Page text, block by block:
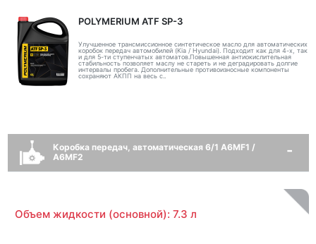
POLYMERIUM ATF SP-3
Улучшенное трансмиссионное синтетическое масло для автоматических
коробок передач автомобилей (Kia / Hyundai). Подходит как для 4-х, так
и для 5-ти ступенчатых автоматов.Повышенная антиокислительная
стабильность позволяет маслу не стареть и не деградировать долгие
интервалы пробега. Дополнительные противоизносные компоненты
сохраняют АКПП на весь с..
Коробка передач, автоматическая 6/1 A6MF1 /
A6MF2
Объем жидкости (основной): 7.3 л